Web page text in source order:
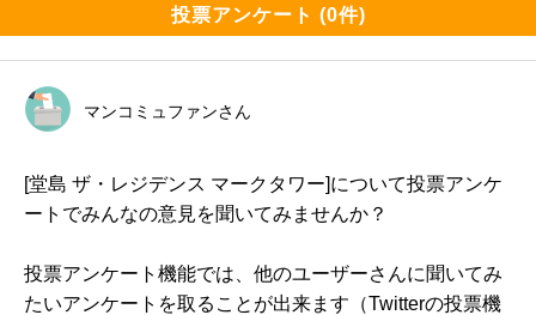
投票アンケート (0件)
マンコミュファンさん
[堂島 ザ・レジデンス マークタワー]について投票アンケ
ートでみんなの意見を聞いてみませんか？
投票アンケート機能では、他のユーザーさんに聞いてみ
たいアンケートを取ることが出来ます（Twitterの投票機